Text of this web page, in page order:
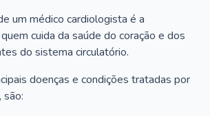
um médico cardiologista é a
cuida da saúde do coração e dos
do sistema circulatório.
doenças e condições tratadas por